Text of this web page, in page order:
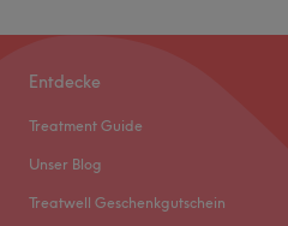
Entdecke
Treatment Guide
Unser Blog
Treatwell Geschenkgutschein